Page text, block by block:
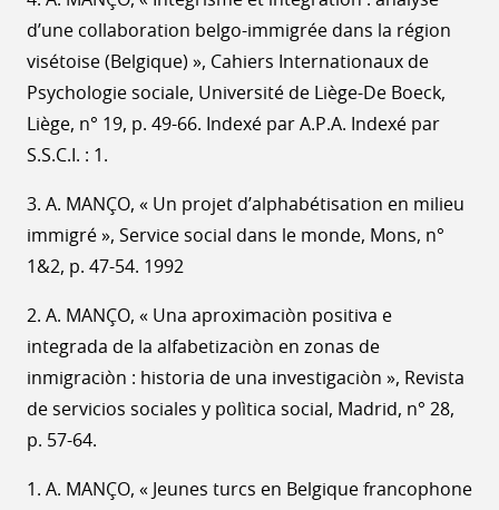
d’une collaboration belgo-immigrée dans la région
visétoise (Belgique) », Cahiers Internationaux de
Psychologie sociale, Université de Liège-De Boeck,
Liège, n° 19, p. 49-66. Indexé par A.P.A. Indexé par
S.S.C.I. : 1.
3. A. MANÇO, « Un projet d’alphabétisation en milieu
immigré », Service social dans le monde, Mons, n°
1&2, p. 47-54. 1992
2. A. MANÇO, « Una aproximaciòn positiva e
integrada de la alfabetizaciòn en zonas de
inmigraciòn : historia de una investigaciòn », Revista
de servicios sociales y polìtica social, Madrid, n° 28,
p. 57-64.
1. A. MANÇO, « Jeunes turcs en Belgique francophone